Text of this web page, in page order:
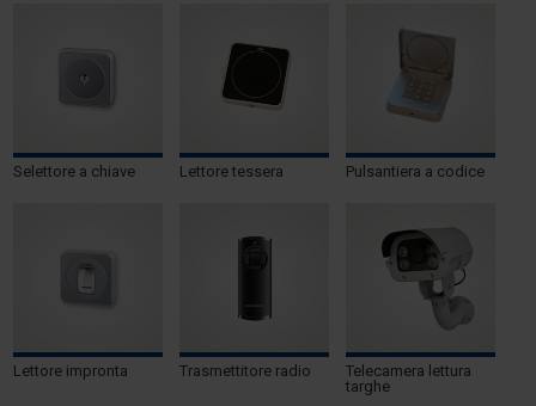
Selettore a chiave Lettore tessera Pulsantiera a codice
Lettore impronta Trasmettitore radio
Telecamera lettura
targhe